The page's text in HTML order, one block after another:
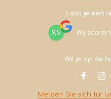
Laat je een
9,5 Wij
Wil je op de
Melden Sie sich für